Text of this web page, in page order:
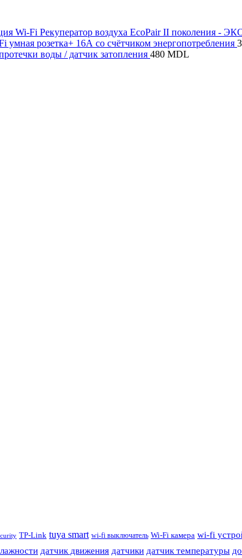
Wi-Fi Рекуператор воздуха EcoPair II поколения -
умная розетка+ 16А со счётчиком энергопотребления
воды / датчик затопления 480 MDL
TP-Link tuya smart wi-fi выключатель Wi-Fi камера wi-fi
датчик движения датчики датчик температуры